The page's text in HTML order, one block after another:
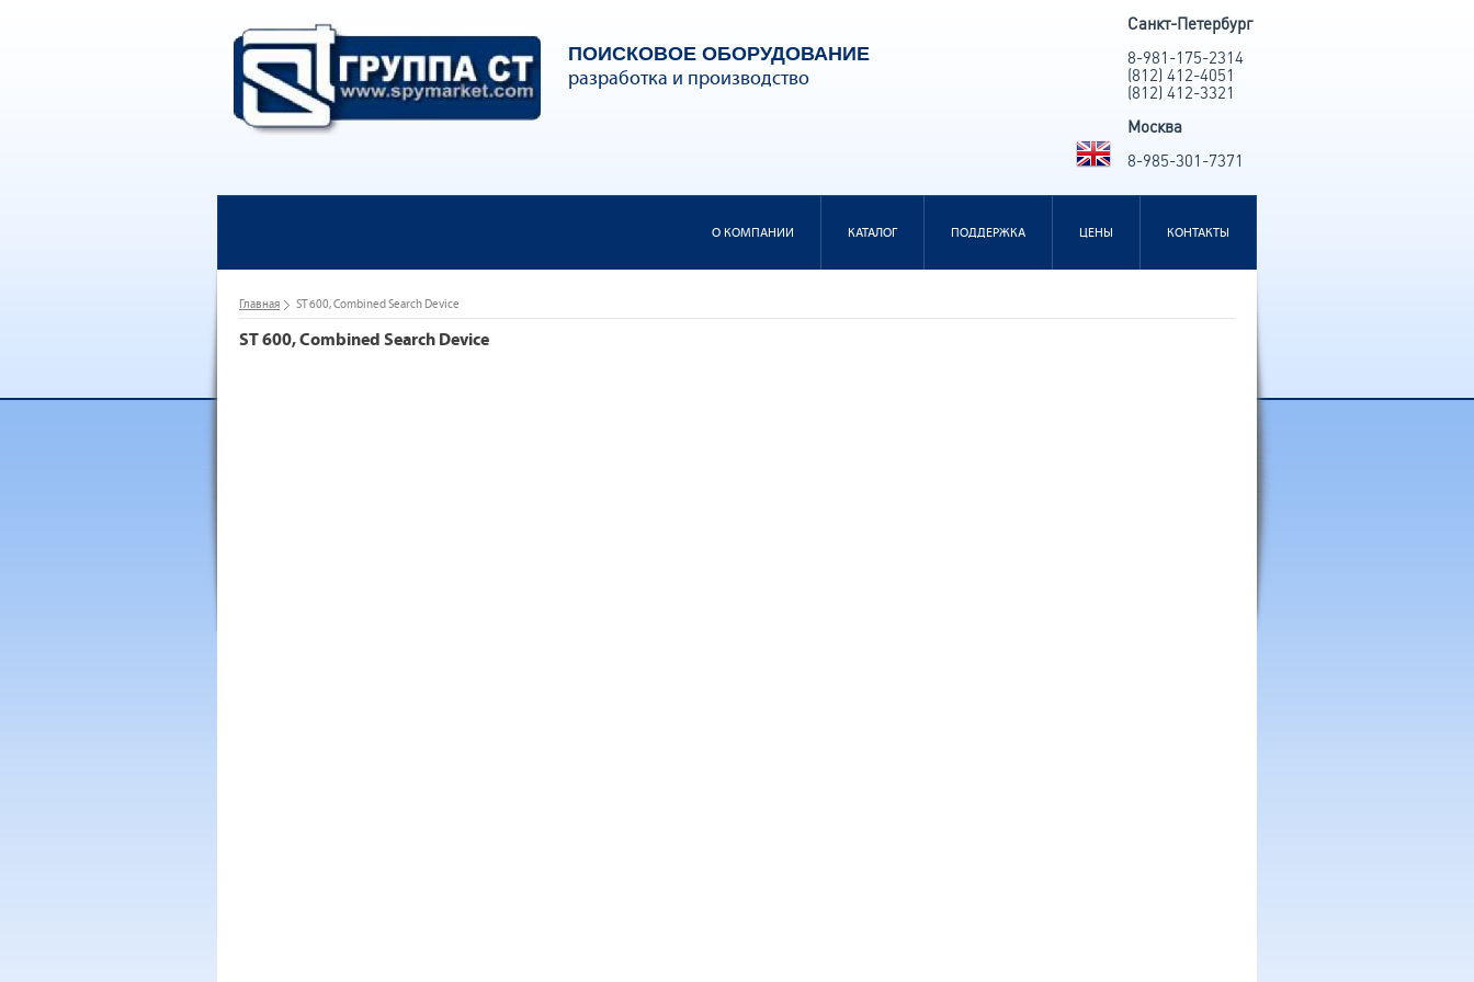
ПОИСКОВОЕ ОБОРУДОВАНИЕ
разработка и производство
Санкт-Петербург
8-981-175-2314
(812) 412-4051
(812) 412-3321
Москва
8-985-301-7371
О КОМПАНИИ КАТАЛОГ ПОДДЕРЖКА ЦЕНЫ КОНТАКТЫ
Главная ST 600, Combined Search Device
ST 600, Combined Search Device